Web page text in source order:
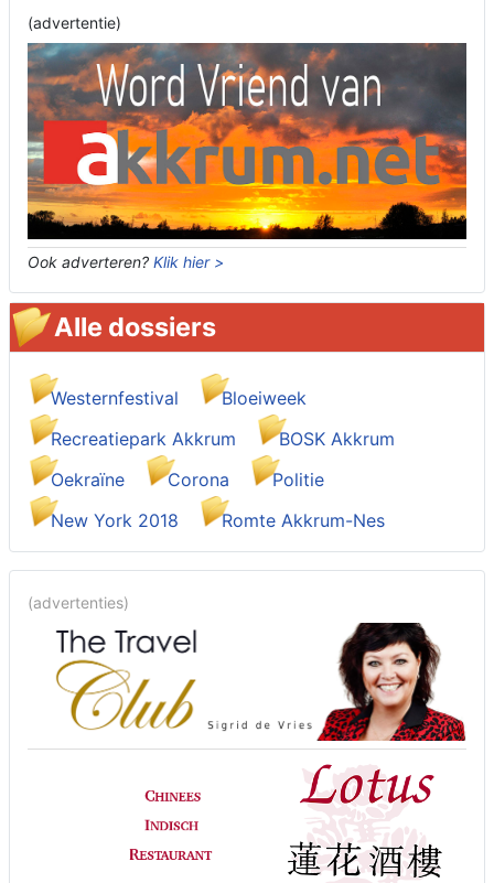
(advertentie)
Ook adverteren? Klik hier >
Alle dossiers
Westernfestival
Bloeiweek
Recreatiepark Akkrum
BOSK Akkrum
Oekraïne
Corona
Politie
New York 2018
Romte Akkrum-Nes
(advertenties)